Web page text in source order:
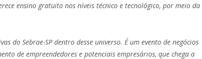
ensino gratuito nos níveis técnico e tecnológico, por meio da
do Sebrae-SP dentro desse universo. É um evento de negócios
de empreendedores e potenciais empresários, que chega a